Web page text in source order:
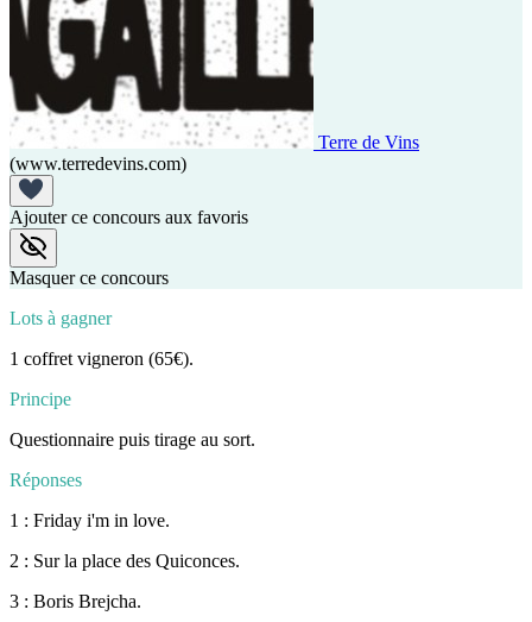
Terre de Vins
(www.terredevins.com)
Ajouter ce concours aux favoris
Masquer ce concours
Lots à gagner
1 coffret vigneron (65€).
Principe
Questionnaire puis tirage au sort.
Réponses
1 : Friday i'm in love.
2 : Sur la place des Quiconces.
3 : Boris Brejcha.